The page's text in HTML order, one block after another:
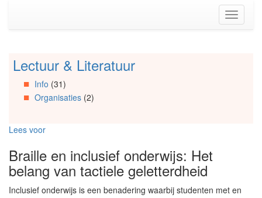
(Accesskey
Toggle
Spring
Artikels
Spring
Spring
Organisaties
Spring
Social
Lectuur & Literatuur
Info (31)
Organisaties(2)
Lees voor
Braille en inclusief onderwijs: Het
belang van tactiele geletterdheid
Inclusief onderwijs is een benadering waarbij studenten met en